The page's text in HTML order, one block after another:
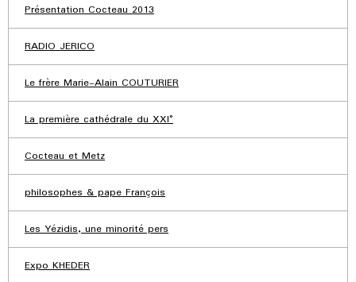
Présentation Cocteau 2013
RADIO JERICO
Le frère Marie-Alain COUTURIER
La première cathédrale du XXI°
Cocteau et Metz
philosophes & pape François
Les Yézidis, une minorité pers
Expo KHEDER